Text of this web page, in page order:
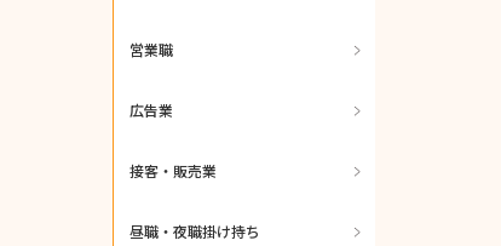
営業職
広告業
接客・販売業
昼職・夜職掛け持ち